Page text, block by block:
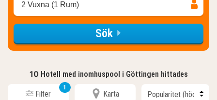
2 Vuxna (1 Rum)
Sök
10 Hotell med inomhuspool i Göttingen hittades
Filter
1
Karta